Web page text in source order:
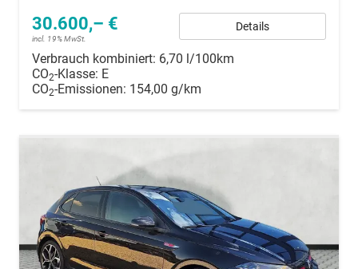
30.600,– €
incl. 19% MwSt.
Details
Verbrauch kombiniert: 6,70 l/100km
CO2-Klasse: E
CO2-Emissionen: 154,00 g/km